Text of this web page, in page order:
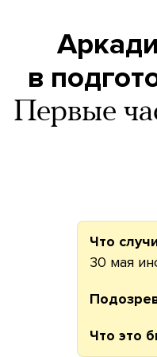
в
Первые
Что
30 мая
Что это